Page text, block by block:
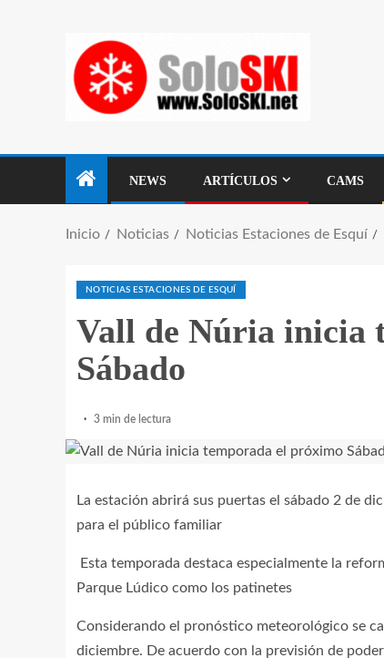
NEWS ARTÍCULOS CAMS
Inicio Noticias Noticias Estaciones de Esquí
NOTICIAS ESTACIONES DE ESQUÍ
Vall de Núria inicia
Sábado
3 min de lectura
La estación abrirá sus puertas el sábado 2 de
para el público familiar
Esta temporada destaca especialmente la
Parque Lúdico como los patinetes
Considerando el pronóstico meteorológico se
diciembre. De acuerdo con la previsión de